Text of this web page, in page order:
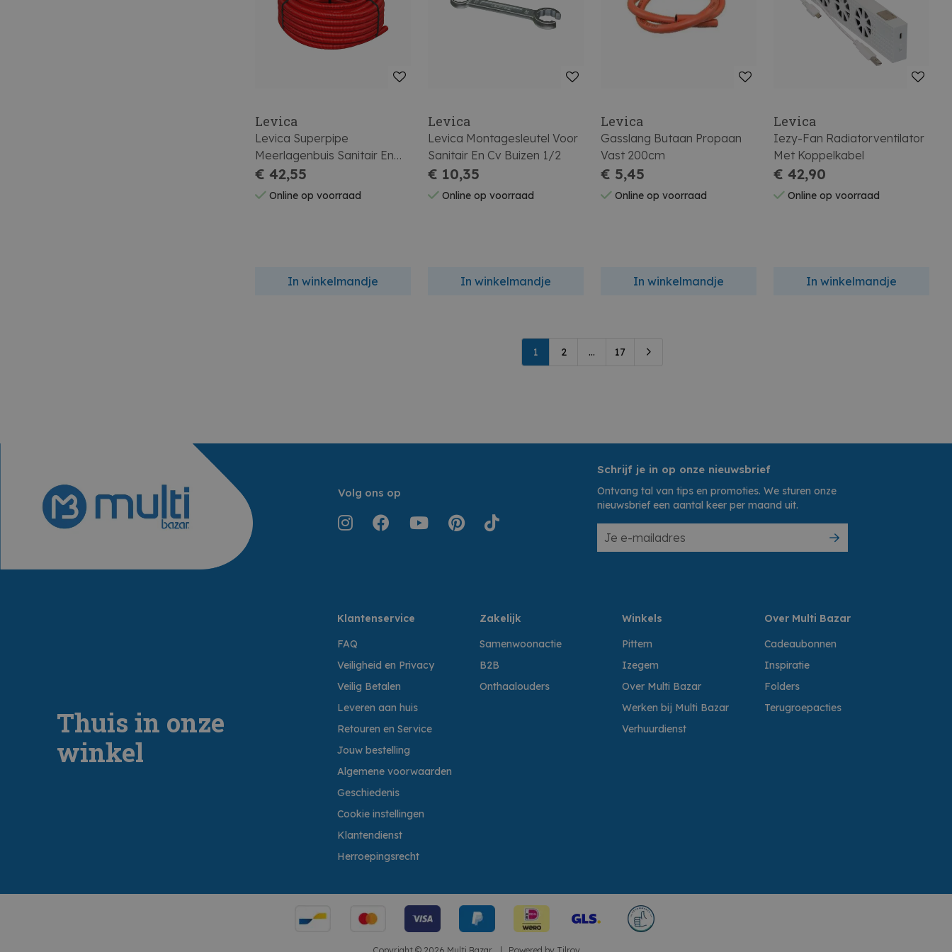
Levica
Levica Superpipe
Meerlagenbuis Sanitair En
Cv Kunststof Ø16 Mm 25 M
Rood
€ 42,55
Online op voorraad
In winkelmandje
Levica
Levica Montagesleutel Voor
Sanitair En Cv Buizen 1/2
€ 10,35
Online op voorraad
In winkelmandje
Levica
Gasslang Butaan Propaan
Vast 200cm
€ 5,45
Online op voorraad
In winkelmandje
Levica
Iezy-Fan Radiatorventilator
Met Koppelkabel
€ 42,90
Online op voorraad
In winkelmandje
1 2 ... 17
Volg ons op
Schrijf je in op onze nieuwsbrief
Ontvang tal van tips en promoties. We sturen onze
nieuwsbrief een aantal keer per maand uit.
Thuis in onze
winkel
Klantenservice
FAQ
Veiligheid en Privacy
Veilig Betalen
Leveren aan huis
Retouren en Service
Jouw bestelling
Algemene voorwaarden
Geschiedenis
Cookie instellingen
Klantendienst
Herroepingsrecht
Zakelijk
Samenwoonactie
B2B
Onthaalouders
Winkels
Pittem
Izegem
Over Multi Bazar
Werken bij Multi Bazar
Verhuurdienst
Over Multi Bazar
Cadeaubonnen
Inspiratie
Folders
Terugroepacties